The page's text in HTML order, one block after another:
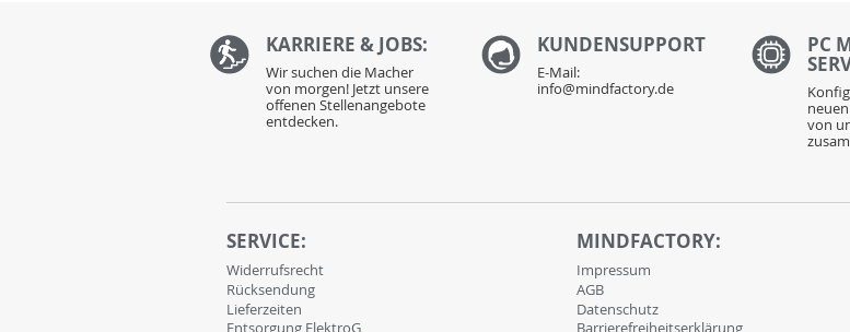
KARRIERE & JOBS:
Wir suchen die Macher
von morgen! Jetzt unsere
offenen Stellenangebote
entdecken.
KUNDENSUPPORT
E-Mail:
info@mindfactory.de
PC
von
SERVICE:
Widerrufsrecht
Rücksendung
Lieferzeiten
Entsorgung ElektroG
MINDFACTORY:
Impressum
AGB
Datenschutz
Barrierefreiheitserklärung